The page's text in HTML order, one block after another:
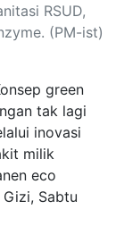
RSUD,
(PM-ist)
green
tak lagi
inovasi
milik
eco
Sabtu